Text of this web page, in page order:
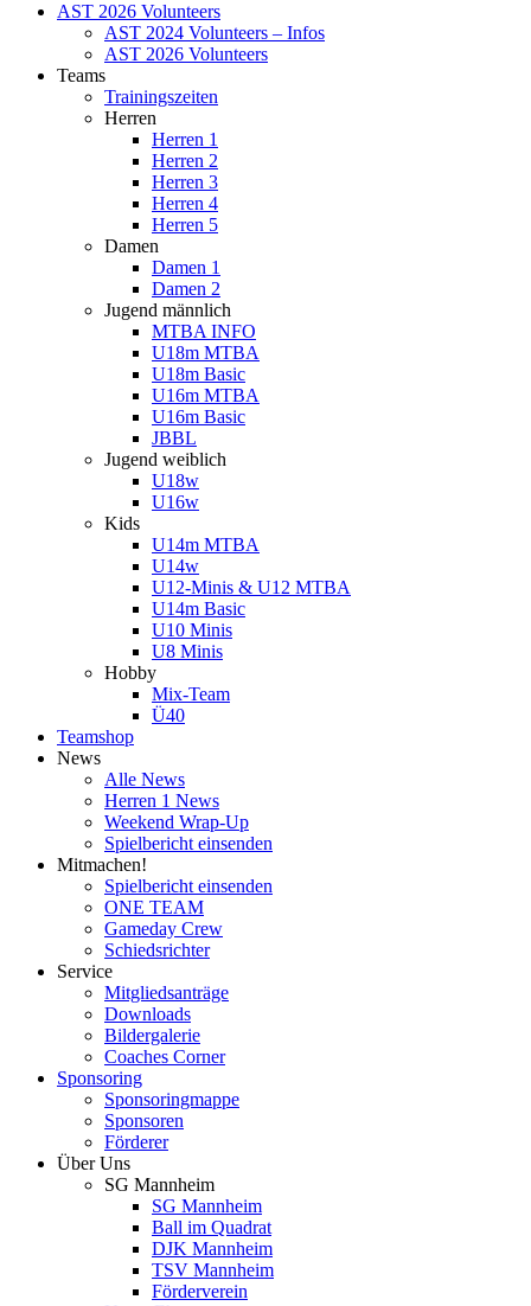
AST 2026 Volunteers
AST 2024 Volunteers – Infos
AST 2026 Volunteers
Teams
Trainingszeiten
Herren
Herren 1
Herren 2
Herren 3
Herren 4
Herren 5
Damen
Damen 1
Damen 2
Jugend männlich
MTBA INFO
U18m MTBA
U18m Basic
U16m MTBA
U16m Basic
JBBL
Jugend weiblich
U18w
U16w
Kids
U14m MTBA
U14w
U12-Minis & U12 MTBA
U14m Basic
U10 Minis
U8 Minis
Hobby
Mix-Team
Ü40
Teamshop
News
Alle News
Herren 1 News
Weekend Wrap-Up
Spielbericht einsenden
Mitmachen!
Spielbericht einsenden
ONE TEAM
Gameday Crew
Schiedsrichter
Service
Mitgliedsanträge
Downloads
Bildergalerie
Coaches Corner
Sponsoring
Sponsoringmappe
Sponsoren
Förderer
Über Uns
SG Mannheim
SG Mannheim
Ball im Quadrat
DJK Mannheim
TSV Mannheim
Förderverein